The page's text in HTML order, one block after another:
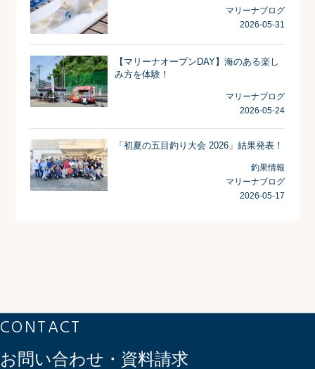
マリーナブログ
2026-05-31
【マリーナオープンDAY】海のある楽し
み方を体験！
マリーナブログ
2026-05-24
「初夏の五目釣り大会 2026」結果発表！
釣果情報
マリーナブログ
2026-05-17
CONTACT
お問い合わせ・資料請求